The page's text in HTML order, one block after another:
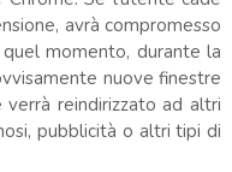
avrà compromesso
momento, durante la
nuove finestre
reindirizzato ad altri
pubblicità o altri tipi di